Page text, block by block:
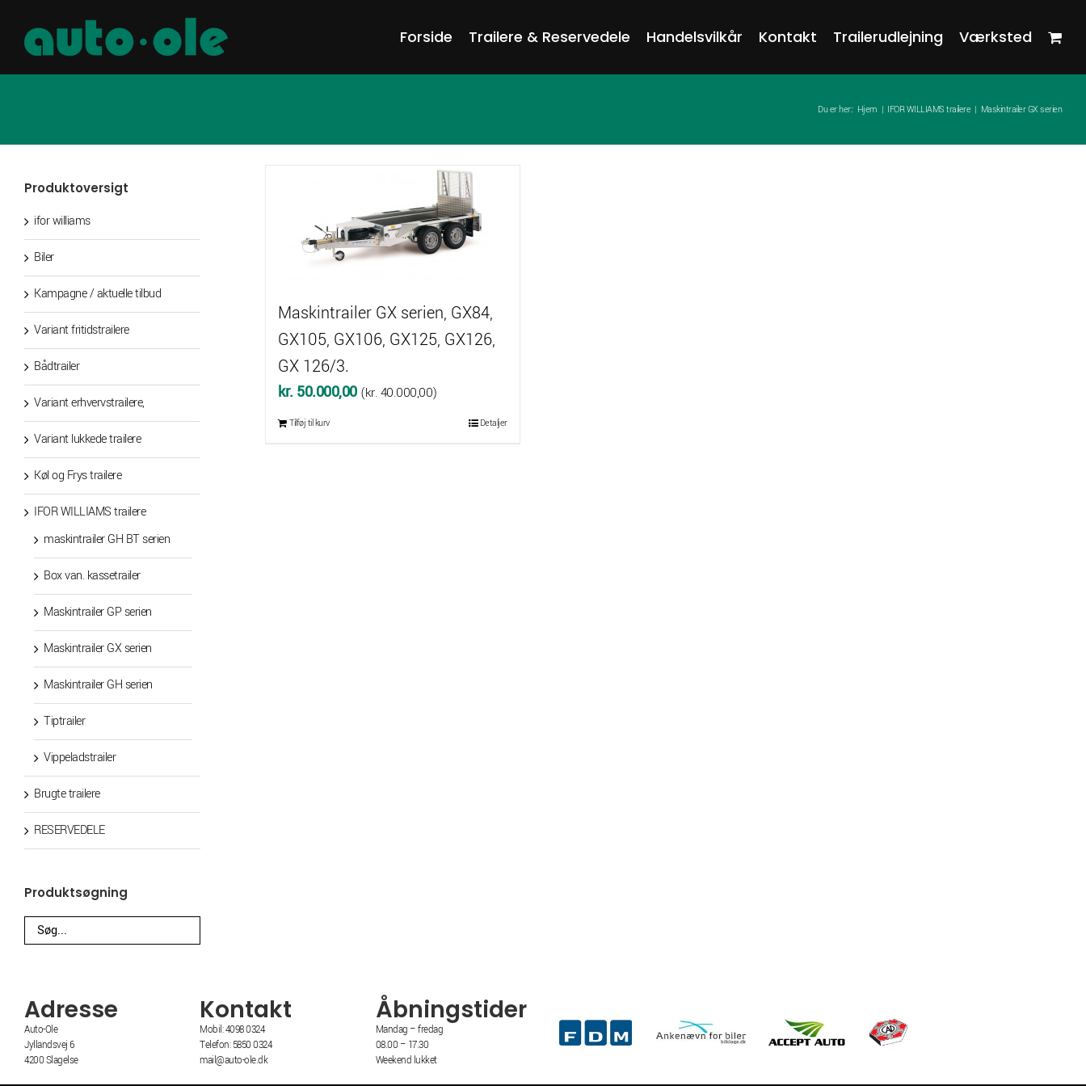
content
Forside Trailere & Reservedele Handelsvilkår Kontakt Trailerudlejning Værksted
Du er her:: Hjem IFOR WILLIAMS trailere Maskintrailer GX serien
Maskintrailer GX serien, GX84,
GX105, GX106, GX125, GX126,
GX 126/3.
kr. 50.000,00 (kr.40.000,00)
Tilføj til kurv Detaljer
Produktoversigt
ifor williams
Biler
Kampagne / aktuelle tilbud
Variant fritidstrailere
Bådtrailer
Variant erhvervstrailere,
Variant lukkede trailere
Køl og Frys trailere
IFOR WILLIAMS trailere
maskintrailer GH BT serien
Box van. kassetrailer
Maskintrailer GP serien
Maskintrailer GX serien
Maskintrailer GH serien
Tiptrailer
Vippeladstrailer
Brugte trailere
RESERVEDELE
Produktsøgning
Adresse
Auto-Ole
Jyllandsvej 6
4200 Slagelse
Kontakt
Mobil: 4098 0324
Telefon: 5850 0324
mail@auto-ole.dk
Åbningstider
Mandag – fredag
08.00 – 17.30
Weekend lukket